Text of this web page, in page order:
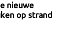
nieuwe
op strand